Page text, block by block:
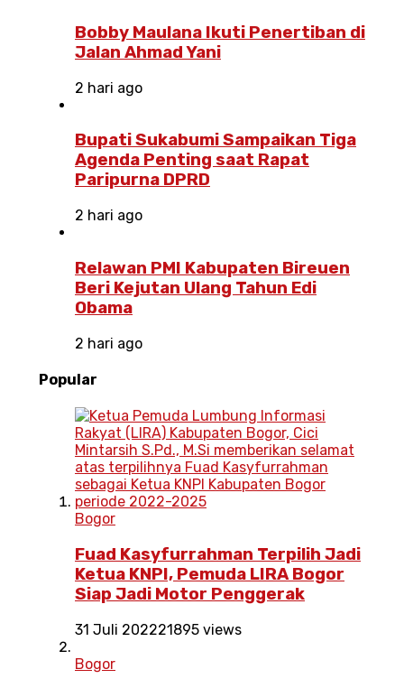
Bobby Maulana Ikuti Penertiban di
Jalan Ahmad Yani
2 hari ago
Bupati Sukabumi Sampaikan Tiga
Agenda Penting saat Rapat
Paripurna DPRD
2 hari ago
Relawan PMI Kabupaten Bireuen
Beri Kejutan Ulang Tahun Edi
Obama
2 hari ago
Popular
Bogor
Fuad Kasyfurrahman Terpilih Jadi
Ketua KNPI, Pemuda LIRA Bogor
Siap Jadi Motor Penggerak
31 Juli 202221895 views
Bogor